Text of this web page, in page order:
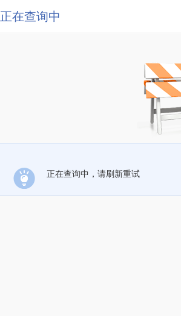
正在查询中
正在查询中，请刷新重试